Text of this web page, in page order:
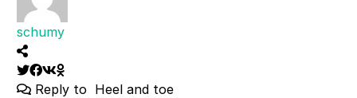
schumy
Reply to Heel and toe